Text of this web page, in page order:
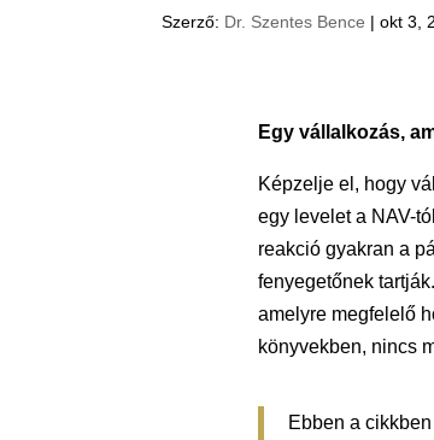
Szerző: Dr. Szentes Bence |okt 3,
Egy vállalkozás,
Képzelje el, hogy
egy levelet a NAV-
reakció gyakran a
fenyegetőnek
amelyre megfelelő
könyvekben, nincs
Ebben a